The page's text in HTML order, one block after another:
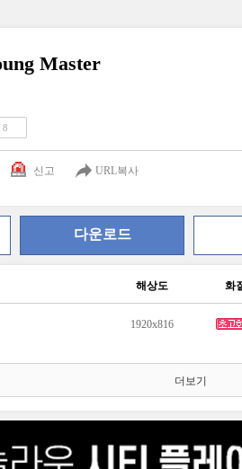
Master
8
신고 URL복사
다운로드
해상도 화
1920x816
더보기